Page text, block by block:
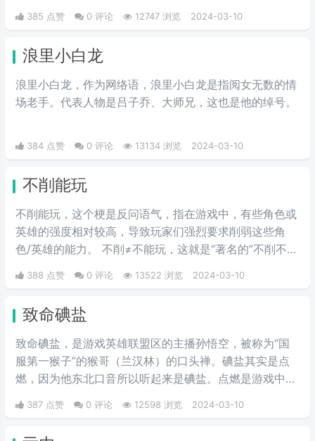
形容波大无脑又拜金虚荣的金发妹，一般被如此称呼的女
娘。
385 点赞 0 评论 12747 浏览 2024-03-10
浪里小白龙
浪里小白龙，作为网络语，浪里小白龙是指阅女无数的情
场老手。代表人物是吕子乔、大师兄，这也是他的绰号。
384 点赞 0 评论 13134 浏览 2024-03-10
不削能玩
不削能玩，这个梗是反问语气，指在游戏中，有些角色或
英雄的强度相对较高，导致玩家们强烈要求削弱这些角
色/英雄的能力。 不削≠不能玩，这就是“著名的”不削不等
388 点赞 0 评论 13522 浏览 2024-03-10
致命碘盐
致命碘盐，是游戏英雄联盟区的主播孙悟空，被称为“国
服第一猴子”的猴哥（兰汉林）的口头禅。碘盐其实是点
燃，因为他东北口音所以听起来是碘盐。点燃是游戏中的
387 点赞 0 评论 12598 浏览 2024-03-10